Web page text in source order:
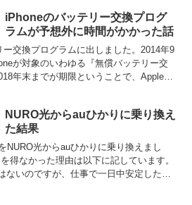
iPhoneのバッテリー交換プログ
ラムが予想外に時間がかかった話
交換プログラムに出しました。2014年9
が対象のいわゆる『無償バッテリー交
年末までが期限ということで、Appleス
NURO光からauひかりに乗り換え
た結果
NURO光からauひかりに乗り換えまし
得なかった理由は以下に記しています。
ないのですが、仕事で一日中安定したネ